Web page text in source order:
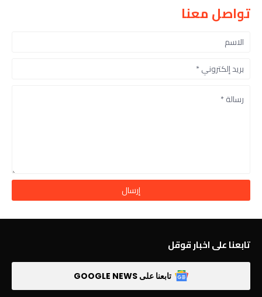
تواصل معنا
تابعنا على اخبار قوقل
تابعنا على GOOGLE NEWS